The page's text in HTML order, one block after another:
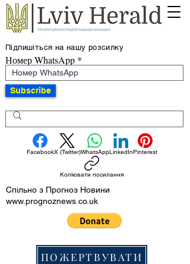
Підпишіться на нашу розсилку
Номер WhatsApp
Subscribe
FacebookX (Twitter)WhatsAppLinkedInPinterest
Копіювати посилання
Спільно з Прогноз Новини
www.prognoznews.co.uk
ПОЖЕРТВУВАТИ